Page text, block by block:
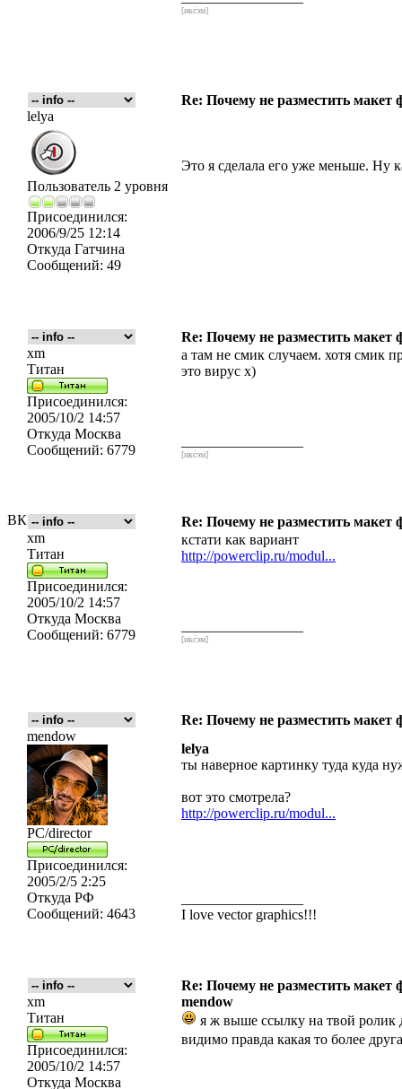
ВК
[икс́эм]
Re: Почему не разместить макет
lelya
Пользователь 2 уровня
Присоединился:
2006/9/25 12:14
Откуда Гатчина
Сообщений: 49
Это я сделала его уже меньше. Ну
Re: Почему не разместить макет
xm
Титан
Присоединился:
2005/10/2 14:57
Откуда Москва
Сообщений: 6779
а там не смик случаем. хотя смик
это вирус х)
[икс́эм]
Re: Почему не разместить макет
xm
Титан
Присоединился:
2005/10/2 14:57
Откуда Москва
Сообщений: 6779
кстати как вариант
http://powerclip.ru/modul...
[икс́эм]
Re: Почему не разместить макет
mendow
PC/director
Присоединился:
2005/2/5 2:25
Откуда РФ
Сообщений: 4643
lelya
ты наверное картинку туда куда
вот это смотрела?
http://powerclip.ru/modul...
I love vector graphics!!!
Re: Почему не разместить макет
xm
Титан
Присоединился:
2005/10/2 14:57
Откуда Москва
mendow
я ж выше ссылку на твой ролик
видимо правда какая то более